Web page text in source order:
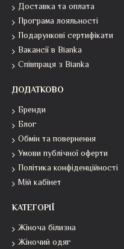
Доставка та оплата
Програма лояльності
Подарункові сертифікати
Вакансії в Bianka
Співпраця з Bianka
ДОДАТКОВО
Бренди
Блог
Обмін та повернення
Умови публічної оферти
Політика конфіденційності
Мій кабінет
КАТЕГОРІЇ
Жіноча білизна
Жіночий одяг